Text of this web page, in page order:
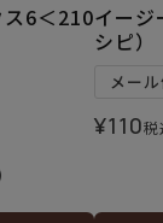
6＜210イージ
シピ）
メー
¥110税